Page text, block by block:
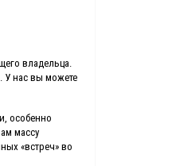
владельца
У нас вы можете
особенно
массу
«встреч» во